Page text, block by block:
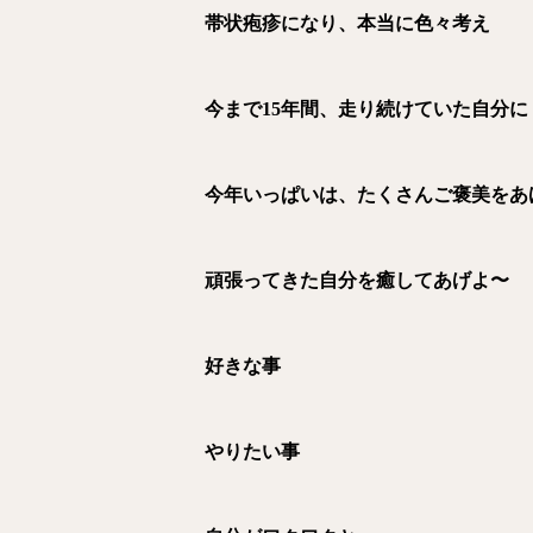
帯状疱疹になり、本当に色々考え
今まで15年間、走り続けていた自分に
今年いっぱいは、たくさんご褒美をあ
頑張ってきた自分を癒してあげよ〜
好きな事
やりたい事